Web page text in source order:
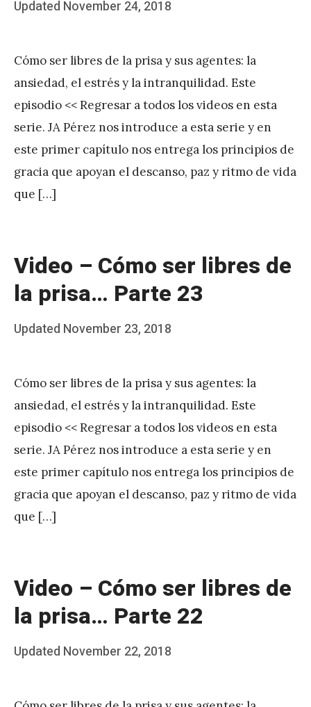
Posted
Updated November 24, 2018
b
J
A
P
é
r
e
z
Cómo ser libres de la prisa y sus agentes: la
ansiedad, el estrés y la intranquilidad. Este
episodio << Regresar a todos los videos en esta
serie. JA Pérez nos introduce a esta serie y en
este primer capítulo nos entrega los principios de
gracia que apoyan el descanso, paz y ritmo de vida
que […]
Video – Cómo ser libres de
la prisa… Parte 23
Posted
Updated November 23, 2018
b
J
A
P
é
r
e
z
Cómo ser libres de la prisa y sus agentes: la
ansiedad, el estrés y la intranquilidad. Este
episodio << Regresar a todos los videos en esta
serie. JA Pérez nos introduce a esta serie y en
este primer capítulo nos entrega los principios de
gracia que apoyan el descanso, paz y ritmo de vida
que […]
Video – Cómo ser libres de
la prisa… Parte 22
Posted
Updated November 22, 2018
b